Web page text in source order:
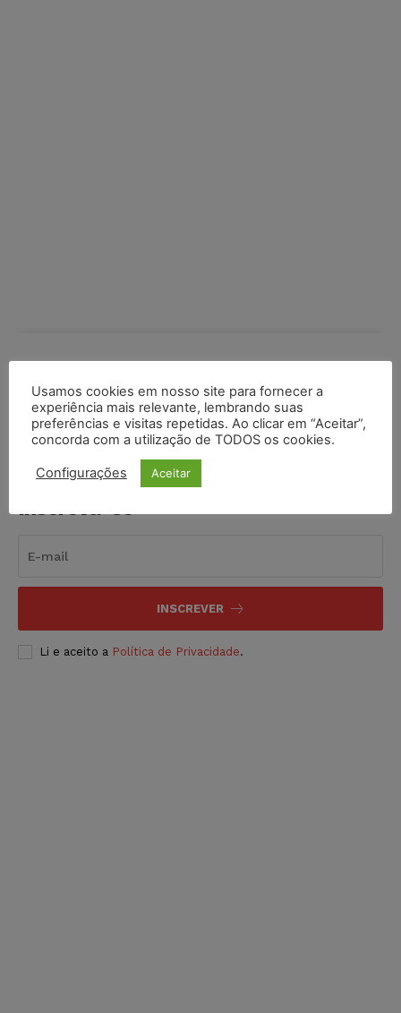
INSCREVER
Li e aceito a Política de Privacidade.
Usamos cookies em nosso site para fornecer a
experiência mais relevante, lembrando suas
preferências e visitas repetidas. Ao clicar em “Aceitar”,
concorda com a utilização de TODOS os cookies.
Configurações Aceitar